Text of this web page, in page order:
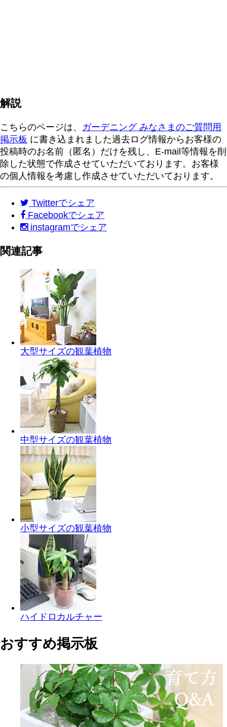
解説
こちらのページは、 ガーデニング みなさまのご質問用
掲示板 に書き込まれました過去ログ情報からお客様の
投稿時のお名前（匿名）だけを残し、E-mail等情報を削
除した状態で作成させていただいております。お客様
の個人情報を考慮し作成させていただいております。
Twitterでシェア
Facebookでシェア
instagramでシェア
関連記事
大型サイズの観葉植物
中型サイズの観葉植物
小型サイズの観葉植物
ハイドロカルチャー
おすすめ掲示板